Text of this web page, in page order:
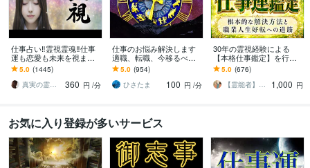
仕事占い‼️霊視霊魂‼️仕事
運も恋愛も未来を視ます
仕事の転機・恋の結末・
相手の本音、霊視で全て
を即座に伝えます
5.0 (1445)
真実の霊視鑑定✨アダ369✨
360 円 /分
仕事のお悩み解決します
適職、転職、今移るべき
か、転職した後どうなる
のか見ます。
5.0 (954)
ひさたま
100 円 /分
30年の霊視経験による
【本格仕事鑑定】を行い
ます 仕事運停滞の真の原
因と人生好転への道筋を
読み解きます
5.0 (676)
【霊能者】天晴
1,000 円
お気に入り登録が多いサービス